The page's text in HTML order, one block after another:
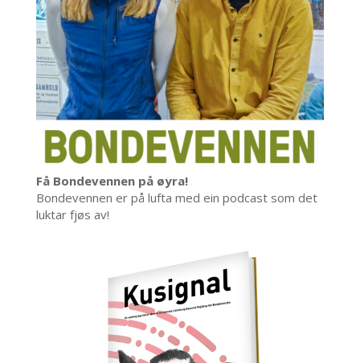
Få Bondevennen på øyra!
Bondevennen er på lufta med ein podcast som det
luktar fjøs av!